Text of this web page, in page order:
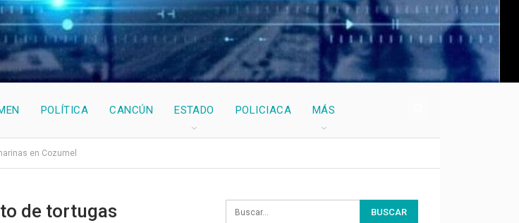
POLÍTICA CANCÚN ESTADO POLICIACA MÁS
en Cozumel
de tortugas